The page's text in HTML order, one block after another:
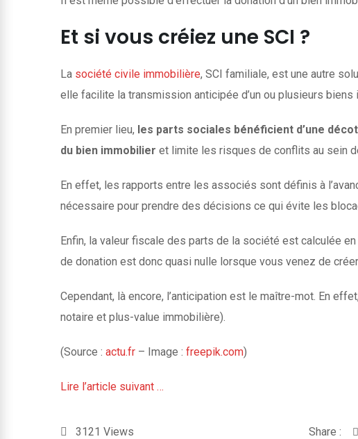
Et si vous créiez une SCI ?
La société civile immobilière, SCI familiale, est une autre
elle facilite la transmission anticipée d’un ou plusieurs
En premier lieu, les parts sociales bénéficient d’une
du bien immobilier et limite les risques de conflits au sein
En effet, les rapports entre les associés sont définis à
nécessaire pour prendre des décisions ce qui évite les
Enfin, la valeur fiscale des parts de la société est calculée
de donation est donc quasi nulle lorsque vous venez de
Cependant, là encore, l’anticipation est le maître-mot. En
notaire et plus-value immobilière).
(Source : actu.fr – Image : freepik.com)
Lire l’article suivant …
3121 Views Share :